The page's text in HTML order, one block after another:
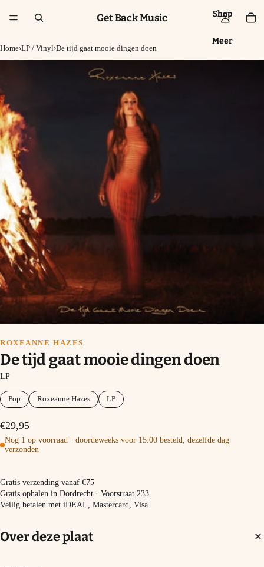
Shop
Meer
Get Back Music
Home›LP / Vinyl›De tijd gaat mooie dingen doen
ROXEANNE HAZES
De tijd gaat mooie dingen doen
LP
Pop Roxeanne Hazes LP
€29,95
Nog 1 op voorraad · doordeweeks voor 15:00 besteld, dezelfde dag
verzonden
In winkelmand
Gratis verzending vanaf €75
Gratis ophalen in Dordrecht · Voorstraat 233
Veilig betalen met iDEAL, Mastercard, Visa
Over deze plaat